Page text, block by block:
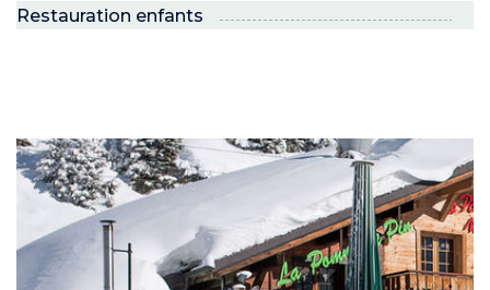
Nordic
Restauration enfants